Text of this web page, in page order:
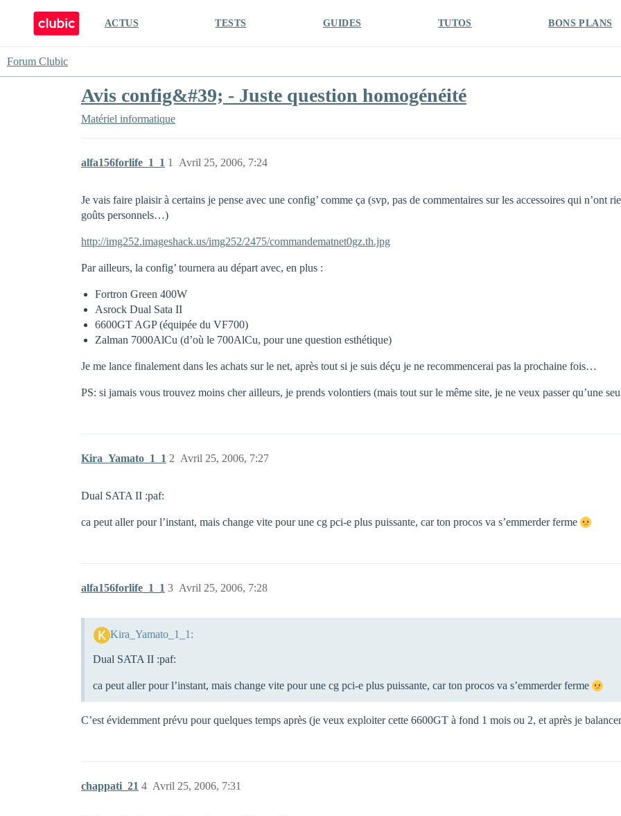
ACTUS TESTS GUIDES TUTOS BONS PLANS
Forum Clubic
Avis config&#39; - Juste question homogénéité
Matériel informatique
alfa156forlife_1_1 Avril 25, 2006, 7:24
1
Je vais faire plaisir à certains je pense avec une config’ comme ça (svp, pas de commentaires sur les accessoires qui n’ont
goûts personnels…)
http://img252.imageshack.us/img252/2475/commandematnet0gz.th.jpg
Par ailleurs, la config’ tournera au départ avec, en plus :
Fortron Green 400W
Asrock Dual Sata II
6600GT AGP (équipée du VF700)
Zalman 7000AlCu (d’où le 700AlCu, pour une question esthétique)
Je me lance finalement dans les achats sur le net, après tout si je suis déçu je ne recommencerai pas la prochaine fois…
PS: si jamais vous trouvez moins cher ailleurs, je prends volontiers (mais tout sur le même site, je ne veux passer qu’une
Kira_Yamato_1_1 Avril 25, 2006, 7:27
2
Dual SATA II :paf:
ca peut aller pour l’instant, mais change vite pour une cg pci-e plus puissante, car ton procos va s’emmerder ferme
alfa156forlife_1_1 Avril 25, 2006, 7:28
3
Kira_Yamato_1_1:
Dual SATA II :paf:
ca peut aller pour l’instant, mais change vite pour une cg pci-e plus puissante, car ton procos va s’emmerder ferme
C’est évidemment prévu pour quelques temps après (je veux exploiter cette 6600GT à fond 1 mois ou 2, et après je
chappati_21 Avril 25, 2006, 7:31
4